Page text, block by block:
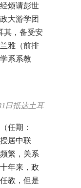
烦请彭世
大游学团
其，备受安
雅（前排
系系教
日抵达土耳
任期：
居中联
繁，关系
年来，政
教，但是